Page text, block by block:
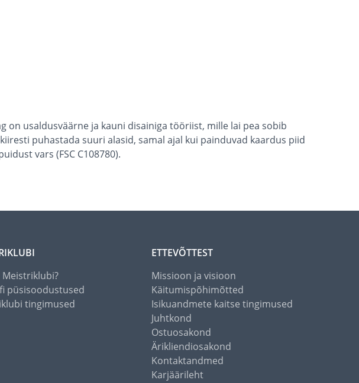
usaldusväärne ja kauni disainiga tööriist, mille lai pea sobib
puhastada suuri alasid, samal ajal kui painduvad kaardus piid
vars (FSC C108780).
Meistriklubi?
püsisoodustused
tingimused
ETTEVÕTTEST
Missioon ja visioon
Käitumispõhimõtted
Isikuandmete kaitse tingimused
Juhtkond
Ostuosakond
Ärikliendiosakond
Kontaktandmed
Karjäärileht